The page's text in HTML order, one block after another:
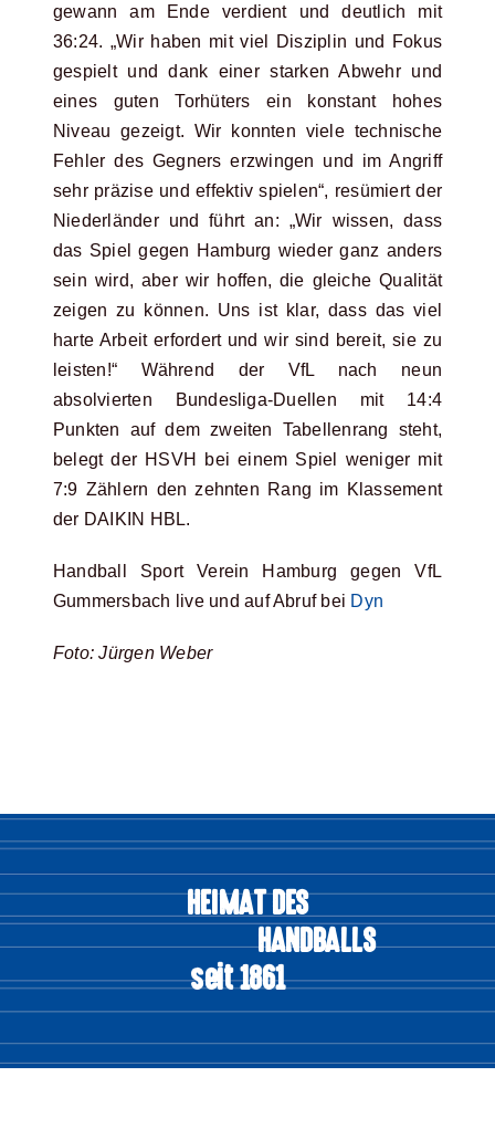
gewann am Ende verdient und deutlich mit
36:24. „Wir haben mit viel Disziplin und Fokus
gespielt und dank einer starken Abwehr und
eines guten Torhüters ein konstant hohes
Niveau gezeigt. Wir konnten viele technische
Fehler des Gegners erzwingen und im Angriff
sehr präzise und effektiv spielen“, resümiert der
Niederländer und führt an: „Wir wissen, dass
das Spiel gegen Hamburg wieder ganz anders
sein wird, aber wir hoffen, die gleiche Qualität
zeigen zu können. Uns ist klar, dass das viel
harte Arbeit erfordert und wir sind bereit, sie zu
leisten!“ Während der VfL nach neun
absolvierten Bundesliga-Duellen mit 14:4
Punkten auf dem zweiten Tabellenrang steht,
belegt der HSVH bei einem Spiel weniger mit
7:9 Zählern den zehnten Rang im Klassement
der DAIKIN HBL.
Handball Sport Verein Hamburg gegen VfL
Gummersbach live und auf Abruf bei Dyn
Foto: Jürgen Weber
HEIMAT DES
HANDBALLS
seit 1861